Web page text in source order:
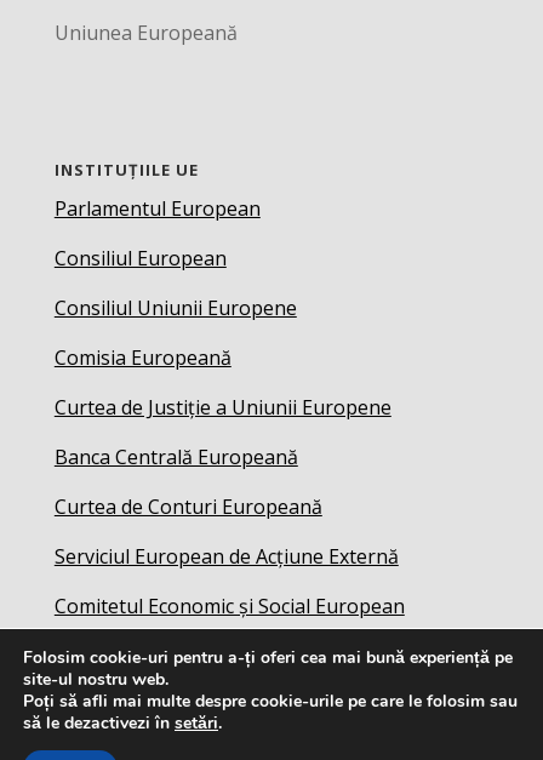
Uniunea Europeană
INSTITUȚIILE UE
Parlamentul European
Consiliul European
Consiliul Uniunii Europene
Comisia Europeană
Curtea de Justiție a Uniunii Europene
Banca Centrală Europeană
Curtea de Conturi Europeană
Serviciul European de Acțiune Externă
Comitetul Economic și Social European
Folosim cookie-uri pentru a-ți oferi cea mai bună experiență pe
site-ul nostru web.
Poți să afli mai multe despre cookie-urile pe care le folosim sau
să le dezactivezi în setări.